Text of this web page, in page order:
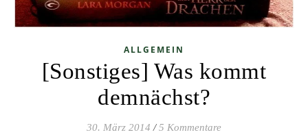
ALLGEMEIN
[Sonstiges] Was kommt
demnächst?
30. März 2014 / 5 Kommentare